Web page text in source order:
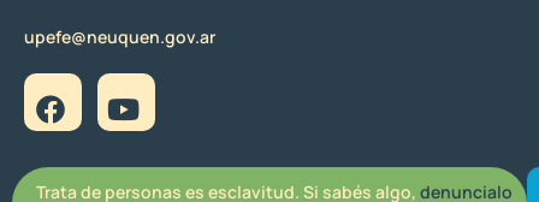
upefe@neuquen.gov.ar
Trata de personas es esclavitud. Si sabés algo, denuncialo